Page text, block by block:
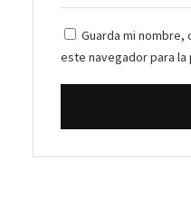
Guarda mi
este navegador para